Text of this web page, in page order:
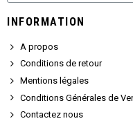
INFORMATION
A propos
Conditions de retour
Mentions légales
Conditions Générales de
Contactez nous